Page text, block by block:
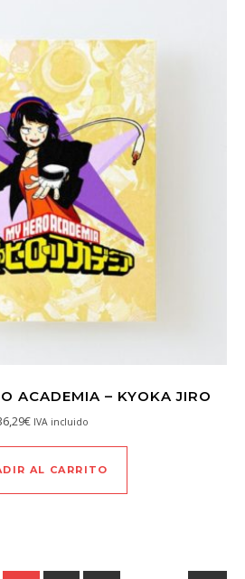
ACADEMIA – KYOKA JIRO
€ IVA incluido
AL CARRITO